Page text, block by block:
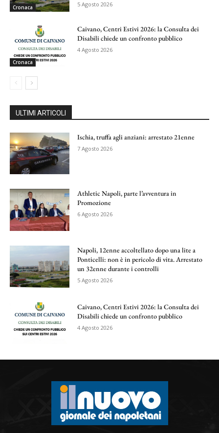
Cronaca 5 Agosto 2026
Cronaca
Caivano, Centri Estivi 2026: la Consulta dei
Disabili chiede un confronto pubblico
4 Agosto 2026
ULTIMI ARTICOLI
Ischia, truffa agli anziani: arrestato 21enne
7 Agosto 2026
Athletic Napoli, parte l’avventura in
Promozione
6 Agosto 2026
Napoli, 12enne accoltellato dopo una lite a
Ponticelli: non è in pericolo di vita. Arrestato
un 32enne durante i controlli
5 Agosto 2026
Caivano, Centri Estivi 2026: la Consulta dei
Disabili chiede un confronto pubblico
4 Agosto 2026